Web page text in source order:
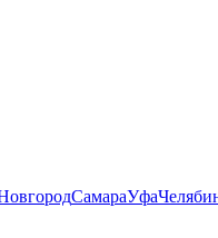
СамараУфа